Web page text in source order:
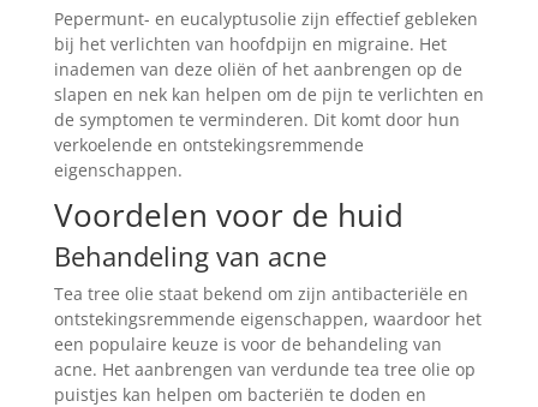
Pepermunt- en eucalyptusolie zijn effectief gebleken
bij het verlichten van hoofdpijn en migraine. Het
inademen van deze oliën of het aanbrengen op de
slapen en nek kan helpen om de pijn te verlichten en
de symptomen te verminderen. Dit komt door hun
verkoelende en ontstekingsremmende
eigenschappen.
Voordelen voor de huid
Behandeling van acne
Tea tree olie staat bekend om zijn antibacteriële en
ontstekingsremmende eigenschappen, waardoor het
een populaire keuze is voor de behandeling van
acne. Het aanbrengen van verdunde tea tree olie op
puistjes kan helpen om bacteriën te doden en